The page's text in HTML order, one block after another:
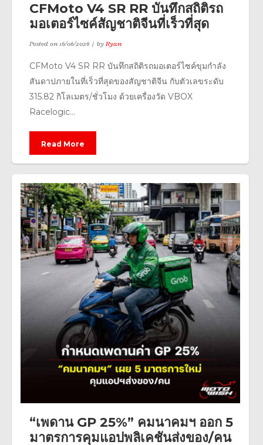
CFMoto V4 SR RR บันทึกสถิติรถ
มอเตอร์ไซค์สัญชาติจีนที่เร็วที่สุด
Posted on16/06/2026 byRyan
CFMoto V4 SR RR บันทึกสถิติรถมอเตอร์ไซค์ขุมกำลัง
สันดาปภายในที่เร็วที่สุดของสัญชาติจีน กับตัวเลขระดับ
315.82 กิโลเมตร/ชั่วโมง ด้วยเครื่องวัด VBOX
Racelogic...
Read More
“เพดาน GP 25%” คมนาคมฯ ออก 5
มาตรการคุมแอปพลิเคชันส่งของ/คน